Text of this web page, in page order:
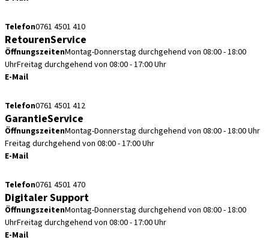
Telefon0761 4501 410
RetourenService
ÖffnungszeitenMontag-Donnerstag durchgehend von 08:00 - 18:00
UhrFreitag durchgehend von 08:00 - 17:00 Uhr
E-Mail
Telefon0761 4501 412
GarantieService
ÖffnungszeitenMontag-Donnerstag durchgehend von 08:00 - 18:00 Uhr
Freitag durchgehend von 08:00 - 17:00 Uhr
E-Mail
Telefon0761 4501 470
Digitaler Support
ÖffnungszeitenMontag-Donnerstag durchgehend von 08:00 - 18:00
UhrFreitag durchgehend von 08:00 - 17:00 Uhr
E-Mail